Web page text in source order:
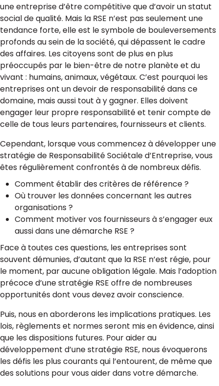
une entreprise d’être compétitive que d’avoir un statut
social de qualité. Mais la RSE n’est pas seulement une
tendance forte, elle est le symbole de bouleversements
profonds au sein de la société, qui dépassent le cadre
des affaires. Les citoyens sont de plus en plus
préoccupés par le bien-être de notre planète et du
vivant : humains, animaux, végétaux. C’est pourquoi les
entreprises ont un devoir de responsabilité dans ce
domaine, mais aussi tout à y gagner. Elles doivent
engager leur propre responsabilité et tenir compte de
celle de tous leurs partenaires, fournisseurs et clients.
Cependant, lorsque vous commencez à développer une
stratégie de Responsabilité Sociétale d’Entreprise, vous
êtes régulièrement confrontés à de nombreux défis.
Comment établir des critères de référence ?
Où trouver les données concernant les autres
organisations ?
Comment motiver vos fournisseurs à s’engager eux
aussi dans une démarche RSE ?
Face à toutes ces questions, les entreprises sont
souvent démunies, d’autant que la RSE n’est régie, pour
le moment, par aucune obligation légale. Mais l’adoption
précoce d’une stratégie RSE offre de nombreuses
opportunités dont vous devez avoir conscience.
Puis, nous en aborderons les implications pratiques. Les
lois, règlements et normes seront mis en évidence, ainsi
que les dispositions futures. Pour aider au
développement d’une stratégie RSE, nous évoquerons
les défis les plus courants qui l’entourent, de même que
des solutions pour vous aider dans votre démarche.